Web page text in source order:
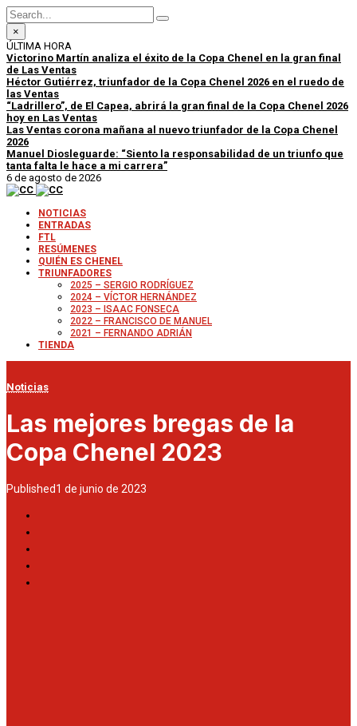
×
ÚLTIMA HORA
Victorino Martín analiza el éxito de la Copa Chenel en la gran final
de Las Ventas
Héctor Gutiérrez, triunfador de la Copa Chenel 2026 en el ruedo de
las Ventas
“Ladrillero”, de El Capea, abrirá la gran final de la Copa Chenel 2026
hoy en Las Ventas
Las Ventas corona mañana al nuevo triunfador de la Copa Chenel
2026
Manuel Diosleguarde: “Siento la responsabilidad de un triunfo que
tanta falta le hace a mi carrera”
6 de agosto de 2026
NOTICIAS
ENTRADAS
FTL
RESÚMENES
QUIÉN ES CHENEL
TRIUNFADORES
2025 – SERGIO RODRÍGUEZ
2024 – VÍCTOR HERNÁNDEZ
2023 – ISAAC FONSECA
2022 – FRANCISCO DE MANUEL
2021 – FERNANDO ADRIÁN
TIENDA
Noticias
Las mejores bregas de la
Copa Chenel 2023
Published1 de junio de 2023